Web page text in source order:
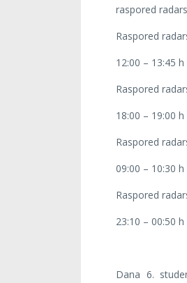
raspored
Raspored
12:00 – 13:45
Raspored
18:00 – 19:00
Raspored
09:00 – 10:30
Raspored
23:10 – 00:50
Dana 6.